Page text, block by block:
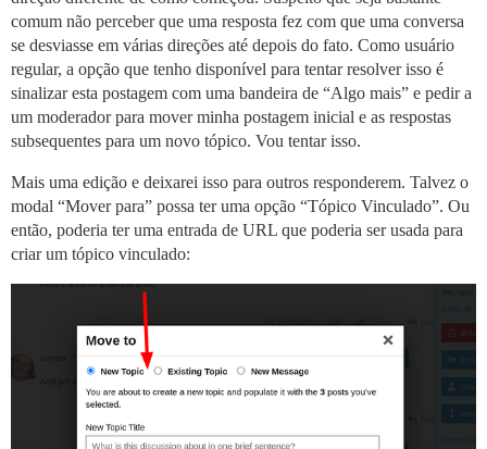
comum não perceber que uma resposta fez com que uma conversa
se desviasse em várias direções até depois do fato. Como usuário
regular, a opção que tenho disponível para tentar resolver isso é
sinalizar esta postagem com uma bandeira de “Algo mais” e pedir a
um moderador para mover minha postagem inicial e as respostas
subsequentes para um novo tópico. Vou tentar isso.
Mais uma edição e deixarei isso para outros responderem. Talvez o
modal “Mover para” possa ter uma opção “Tópico Vinculado”. Ou
então, poderia ter uma entrada de URL que poderia ser usada para
criar um tópico vinculado: